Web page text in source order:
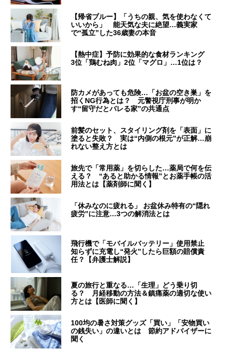
【帰省ブルー】「うちの親、気を使わなくて
いいから」 能天気な夫に絶望…義実家
で“孤立”した36歳妻の本音
【熱中症】予防に効果的な食材ランキング
3位「鶏むね肉」2位「マグロ」…1位は？
防カメがあっても危険…「お盆の空き巣」を
招くNG行為とは？ 元警視庁刑事が明か
す“留守だとバレる家”の共通点
前髪のセット、スタイリング剤を「表面」に
塗ると失敗？ 実は“内側の根元”が正解…崩
れない整え方とは
旅先で「常用薬」を切らした…薬局で何を伝
える？ “あると助かる情報”とお薬手帳の活
用法とは【薬剤師に聞く】
「休みなのに疲れる」 お盆休み特有の“隠れ
疲労”に注意…3つの解消法とは
飛行機で「モバイルバッテリー」使用禁止
知らずに充電し“発火”したら巨額の賠償責
任？【弁護士解説】
夏の旅行と重なる…「生理」どう乗り切
る？ 月経移動の方法＆鎮痛薬の適切な使い
方とは【医師に聞く】
100均の暑さ対策グッズ「買い」「安物買い
の銭失い」の違いとは 節約アドバイザーに
聞く